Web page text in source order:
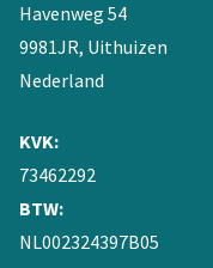
Havenweg 54
9981JR, Uithuizen
Nederland
KVK:
73462292
BTW:
NL002324397B05